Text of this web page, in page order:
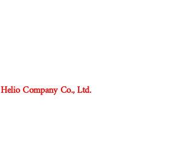
Helio Company Co., Ltd.